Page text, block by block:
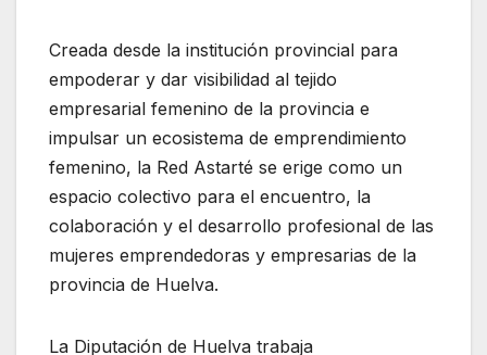
Creada desde la institución provincial para
empoderar y dar visibilidad al tejido
empresarial femenino de la provincia e
impulsar un ecosistema de emprendimiento
femenino, la Red Astarté se erige como un
espacio colectivo para el encuentro, la
colaboración y el desarrollo profesional de las
mujeres emprendedoras y empresarias de la
provincia de Huelva.
La Diputación de Huelva trabaja